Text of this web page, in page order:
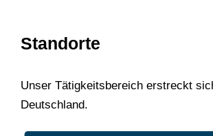
Standorte
Unser Tätigkeitsbereich erstreckt
Deutschland.